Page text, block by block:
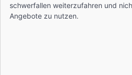
schwerfallen weiterzufahren und
Angebote zu nutzen.